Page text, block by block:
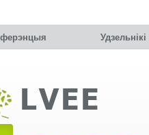
Удзельнiкi